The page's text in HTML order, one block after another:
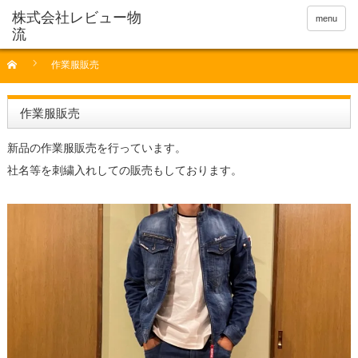
menu
作業服販売
作業服販売
新品の作業服販売を行っています。
社名等を刺繍入れしての販売もしております。